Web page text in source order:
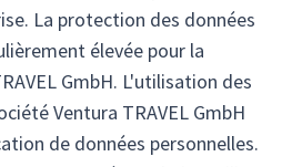
La protection des données
élevée pour la
GmbH. L'utilisation des
Ventura TRAVEL GmbH
de données personnelles.